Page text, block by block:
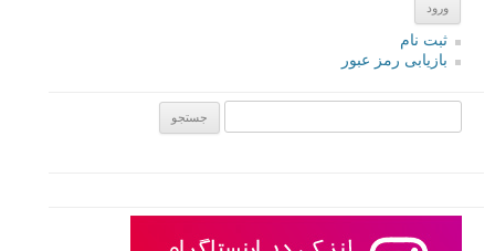
ثبت نام
بازیابی رمز عبور